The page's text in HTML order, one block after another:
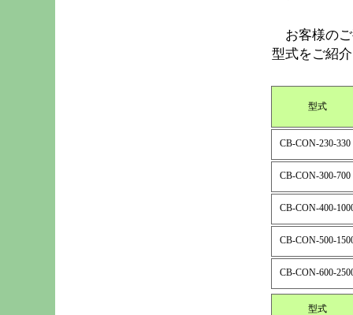
お客様のご
型式をご紹
型式
CB-CON-230-330
CB-CON-300-700
CB-CON-400-
CB-CON-500-
CB-CON-600-
型式